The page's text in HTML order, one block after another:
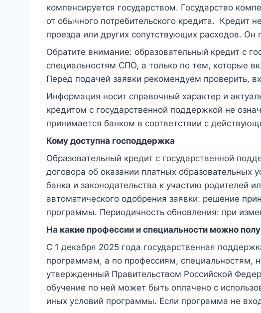
компенсируется государством. Государство
от обычного потребительского кредита. Кредит
проезда или других сопутствующих расходов. Он
Обратите внимание: образовательный кредит с
специальностям СПО, а только по тем, которые
Перед подачей заявки рекомендуем проверить,
Информация носит справочный характер и
кредитом с государственной поддержкой не
принимается банком в соответствии с
Кому доступна господдержка
Образовательный кредит с государственной
договора об оказании платных
банка и законодательства к участию родителей
автоматического одобрения заявки: решение
программы. Периодичность обновления: при
На какие профессии и специальности можно
С 1 декабря 2025 года государственная
программам, а по профессиям, специальностям,
утвержденный Правительством Российской
обучение по ней может быть оплачено с
иных условий программы. Если программа не